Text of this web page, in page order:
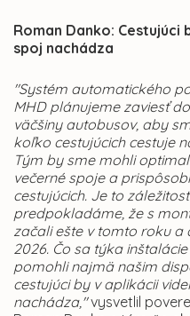
Roman Danko: Cestujúci
spoj nachádza
"Systém automatického
MHD plánujeme zaviesť
väčšiny autobusov, aby
koľko cestujúcich cestuje
Tým by sme mohli
večerné spoje a
cestujúcich. Je to
predpokladáme, že s
začali ešte v tomto roku
2026. Čo sa týka
pomohli najmä našim
cestujúci by v aplikácii
nachádza,"vysvetlil